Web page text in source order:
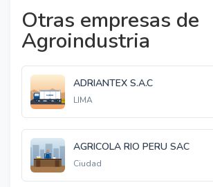
Otras empresas de
Agroindustria
ADRIANTEX S.A.C
LIMA
AGRICOLA RIO PERU SAC
Ciudad